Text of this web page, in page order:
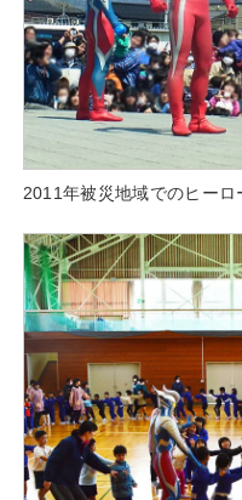
2011年被災地域でのヒーロ